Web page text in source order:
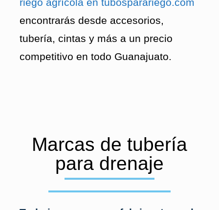
encontrarás desde accesorios,
tubería, cintas y más a un precio
competitivo en todo Guanajuato.
Marcas de tubería
para drenaje